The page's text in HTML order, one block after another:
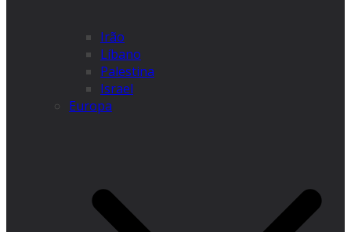
Irão
Líbano
Palestina
Israel
Europa